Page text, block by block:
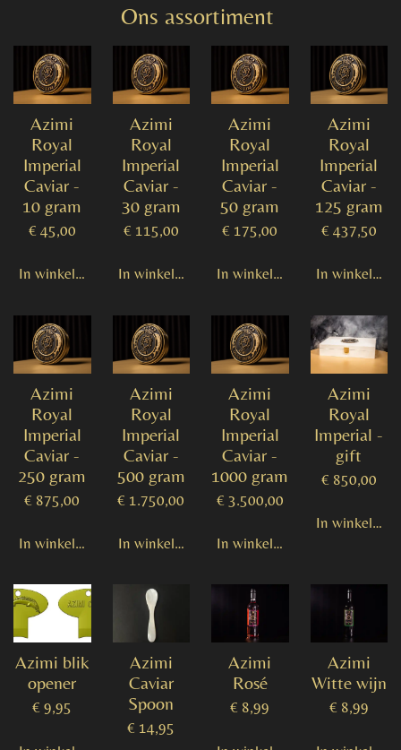
Ons assortiment
Azimi
Royal
Imperial
Caviar -
10 gram
€ 45,00
In winkelwagen
Azimi
Royal
Imperial
Caviar -
30 gram
€ 115,00
In winkelwagen
Azimi
Royal
Imperial
Caviar -
50 gram
€ 175,00
In winkelwagen
Azimi
Royal
Imperial
Caviar -
125 gram
€ 437,50
In
Azimi
Royal
Imperial
Caviar -
250 gram
€ 875,00
In winkelwagen
Azimi
Royal
Imperial
Caviar -
500 gram
€ 1.750,00
In winkelwagen
Azimi
Royal
Imperial
Caviar -
1000 gram
€ 3.500,00
In winkelwagen
Azimi
Royal
Imperial -
gift
€ 850,00
In
Azimi blik
opener
€ 9,95
Azimi
Caviar
Spoon
€ 14,95
Azimi
Rosé
€ 8,99
Azimi
Witte wijn
€ 8,99